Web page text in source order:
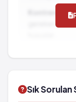
gereken
Sık Sorulan